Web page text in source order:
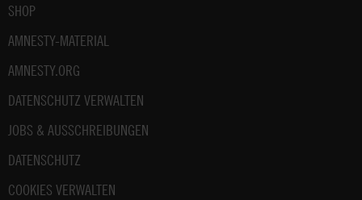
SHOP
AMNESTY-MATERIAL
AMNESTY.ORG
DATENSCHUTZ VERWALTEN
JOBS & AUSSCHREIBUNGEN
DATENSCHUTZ
COOKIES VERWALTEN